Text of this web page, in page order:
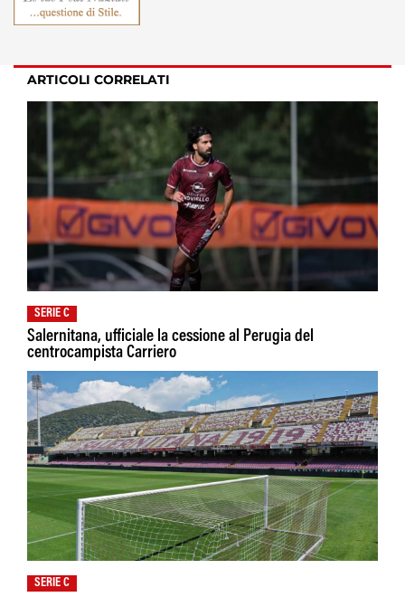
ARTICOLI CORRELATI
SERIE C
Salernitana, ufficiale la cessione al Perugia del
centrocampista Carriero
SERIE C